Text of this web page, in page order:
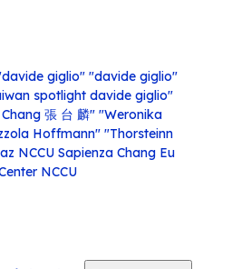
giglio" "davide giglio"
spotlight davide giglio"
張 台 麟" "Weronika
Hoffmann" "Thorsteinn
NCCU Sapienza Chang Eu
NCCU